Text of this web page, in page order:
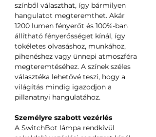
színből választhat, így bármilyen
hangulatot megteremthet. Akár
1200 lumen fényerőt és 100%-ban
állítható fényerősséget kínál, így
tökéletes olvasáshoz, munkához,
pihenéshez vagy ünnepi atmoszféra
megteremtéséhez. A színek széles
választéka lehetővé teszi, hogy a
világítás mindig igazodjon a
pillanatnyi hangulatához.
Személyre szabott vezérlés
A SwitchBot lámpa rendkívül